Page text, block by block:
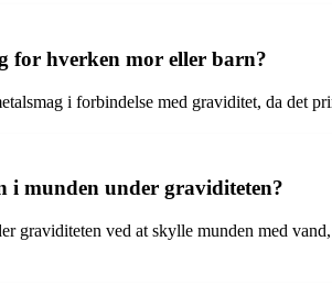
for hverken mor eller barn?
i forbindelse med graviditet, da det
i munden under graviditeten?
graviditeten ved at skylle munden med